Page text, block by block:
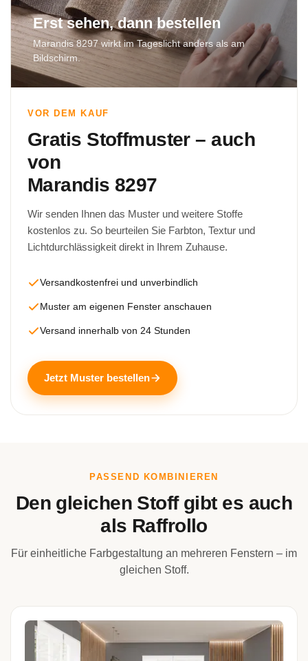
Erst sehen, dann bestellen
Marandis 8297 wirkt im Tageslicht anders als am
Bildschirm.
VOR DEM KAUF
Gratis Stoffmuster – auch
von
Marandis 8297
Wir senden Ihnen das Muster und weitere Stoffe
kostenlos zu. So beurteilen Sie Farbton, Textur und
Lichtdurchlässigkeit direkt in Ihrem Zuhause.
Versandkostenfrei und unverbindlich
Muster am eigenen Fenster anschauen
Versand innerhalb von 24 Stunden
Jetzt Muster bestellen
PASSEND KOMBINIEREN
Den gleichen Stoff gibt es auch
als Raffrollo
Für einheitliche Farbgestaltung an mehreren Fenstern – im
gleichen Stoff.